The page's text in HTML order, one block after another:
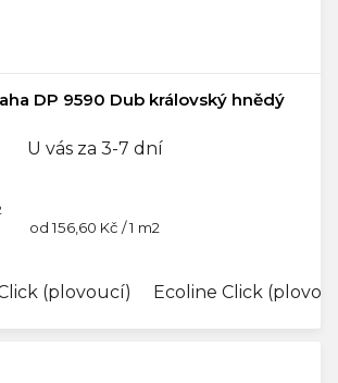
DP 9590 Dub královský hnědý
U vás za 3-7 dní
Měrná
od 156,60 Kč / 1 m2
(plovoucí) Ecoline Click